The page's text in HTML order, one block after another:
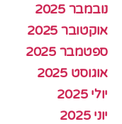
נובמבר 2025
אוקטובר 2025
ספטמבר 2025
אוגוסט 2025
יולי 2025
יוני 2025